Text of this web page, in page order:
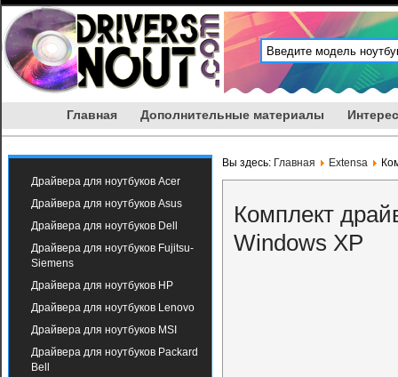
Главная Дополнительные материалы
Драйвера для ноутбуков Acer
Драйвера для ноутбуков Asus
Драйвера для ноутбуков Dell
Драйвера для ноутбуков Fujitsu-
Siemens
Драйвера для ноутбуков HP
Драйвера для ноутбуков Lenovo
Драйвера для ноутбуков MSI
Драйвера для ноутбуков Packard
Bell
Вы здесь: Главная Extensa
Комплект
Windows XP